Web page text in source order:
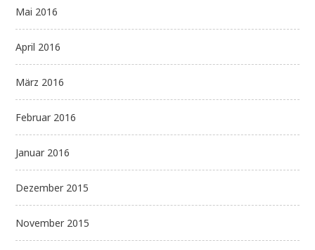
Mai 2016
April 2016
März 2016
Februar 2016
Januar 2016
Dezember 2015
November 2015